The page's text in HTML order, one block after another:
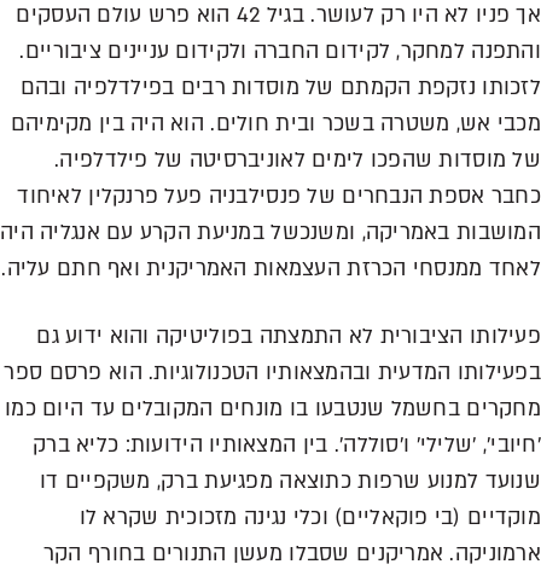
אך פניו לא היו רק לעושר. בגיל 42 הוא פרש עולם העסקים
למחקר, לקידום החברה ולקידום עניינים ציבוריים.
נזקפת הקמתם של מוסדות רבים בפילדלפיה ובהם
אש, משטרה בשכר ובית חולים. הוא היה בין מקימיהם
מוסדות שהפכו לימים לאוניברסיטה של פילדלפיה.
אספת הנבחרים של פנסילבניה פעל פרנקלין לאיחוד
באמריקה, ומשנכשל במניעת הקרע עם אנגליה היה
ממנסחי הכרזת העצמאות האמריקנית ואף חתם עליה.
הציבורית לא התמצתה בפוליטיקה והוא ידוע גם
המדעית ובהמצאותיו הטכנולוגיות. הוא פרסם ספר
בחשמל שנטבעו בו מונחים המקובלים עד היום כמו
'שלילי' ו'סוללה'. בין המצאותיו הידועות: כליא ברק
למנוע שרפות כתוצאה מפגיעת ברק, משקפיים דו
(בי פוקאליים) וכלי נגינה מזכוכית שקרא לו
אמריקנים שסבלו מעשן התנורים בחורף הקר